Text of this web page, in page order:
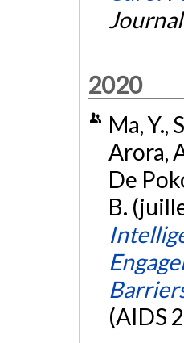
2020
Ma, Y.,
Arora,
De
B.
(AIDS